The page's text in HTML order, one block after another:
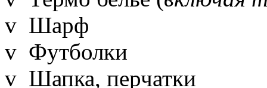
v Шарф
v Футболки
v Шапка, перчатки